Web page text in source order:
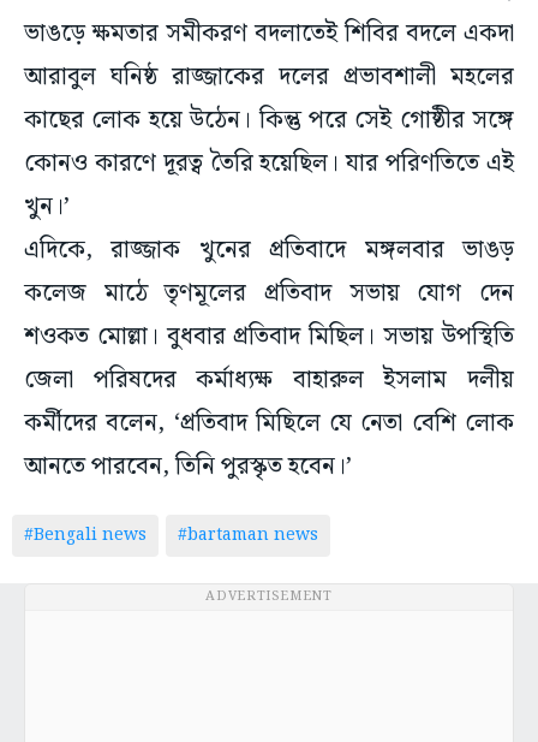
ভাঙড়ে ক্ষমতার সমীকরণ বদলাতেই শিবির বদলে একদা
আরাবুল ঘনিষ্ঠ রাজ্জাকের দলের প্রভাবশালী মহলের
কাছের লোক হয়ে উঠেন। কিন্তু পরে সেই গোষ্ঠীর সঙ্গে
কোনও কারণে দূরত্ব তৈরি হয়েছিল। যার পরিণতিতে এই
খুন।’
এদিকে, রাজ্জাক খুনের প্রতিবাদে মঙ্গলবার ভাঙড়
কলেজ মাঠে তৃণমূলের প্রতিবাদ সভায় যোগ দেন
শওকত মোল্লা। বুধবার প্রতিবাদ মিছিল। সভায় উপস্থিতি
জেলা পরিষদের কর্মাধ্যক্ষ বাহারুল ইসলাম দলীয়
কর্মীদের বলেন, ‘প্রতিবাদ মিছিলে যে নেতা বেশি লোক
আনতে পারবেন, তিনি পুরস্কৃত হবেন।’
#Bengali news #bartaman news
ADVERTISEMENT